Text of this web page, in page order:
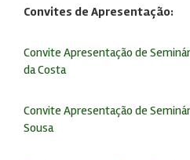
Convites de Apresentação:
Convite Apresentação de
da Costa
Convite Apresentação de
Sousa